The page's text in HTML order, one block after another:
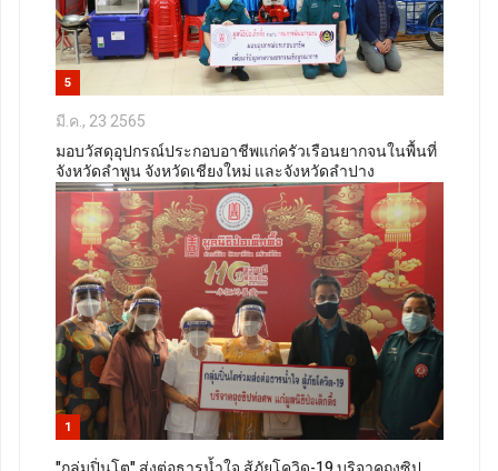
5
มี.ค., 23 2565
มอบวัสดุอุปกรณ์ประกอบอาชีพแก่ครัวเรือนยากจนในพื้นที่
จังหวัดลำพูน จังหวัดเชียงใหม่ และจังหวัดลำปาง
1